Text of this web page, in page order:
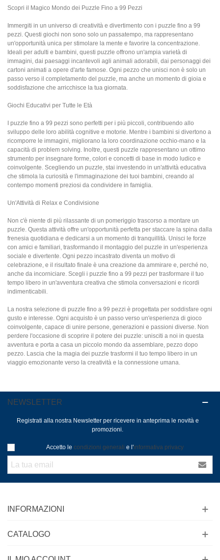
Scopri il Magico Mondo dei Puzzle Fino a 99 Pezzi
Immergiti in un universo di creatività e divertimento con i puzzle fino a 99
pezzi. Questi giochi non sono solo un passatempo, ma rappresentano
un'opportunità unica per stimolare la mente e favorire la concentrazione.
Ideali per adulti e bambini, questi puzzle offrono un'ampia varietà di
immagini, dai paesaggi incantevoli agli animali adorabili, dai personaggi dei
cartoni animati a opere d'arte famose. Ogni pezzo che unisci non è solo un
passo verso il completamento del puzzle, ma anche un momento di gioia e
soddisfazione che arricchisce la tua giornata.
Giochi Educativi per Tutte le Età
I puzzle fino a 99 pezzi sono perfetti per i più piccoli, contribuendo allo
sviluppo delle loro abilità cognitive e motorie. Mentre i bambini si divertono a
ricomporre le immagini, migliorano la loro coordinazione occhio-mano e la
capacità di problem solving. Inoltre, questi puzzle rappresentano un ottimo
strumento per insegnare forme, colori e concetti di base in modo ludico e
coinvolgente. Scegliendo un puzzle, stai investendo in un'attività educativa
che stimola la curiosità e l'immaginazione dei tuoi bambini, creando al
contempo momenti preziosi da condividere in famiglia.
Un'Attività di Relax e Condivisione
Non c'è niente di più rilassante di un pomeriggio trascorso a montare un
puzzle. Questa attività offre un'opportunità perfetta per staccare la spina dalla
frenesia quotidiana e dedicarsi a un momento di tranquillità. Unisci le forze
con amici e familiari, trasformando il montaggio del puzzle in un'esperienza
sociale e divertente. Ogni pezzo incastrato diventa un motivo di
celebrazione, e il risultato finale è una creazione da ammirare e, perché no,
anche da incorniciare. Scegli i puzzle fino a 99 pezzi per trasformare il tuo
tempo libero in un'avventura creativa che stimola conversazioni e ricordi
indimenticabili.
La nostra selezione di puzzle fino a 99 pezzi è progettata per soddisfare ogni
gusto e interesse. Ogni acquisto è un passo verso un'esperienza di gioco
coinvolgente, capace di unire persone, generazioni e passioni diverse. Non
perdere l'occasione di scoprire il potere dei puzzle: unisciti a noi in questa
avventura e porta a casa un piccolo mondo da assemblare, pezzo dopo
pezzo. Lascia che la magia dei puzzle trasformi il tuo tempo libero in un
viaggio emozionante verso la creatività e la connessione umana.
NEWSLETTER
Registrati alla nostra Newsletter per ricevere in anteprima le novità e
promozioni.
Accetto le condizioni generali e l'informativa privacy
INFORMAZIONI
CATALOGO